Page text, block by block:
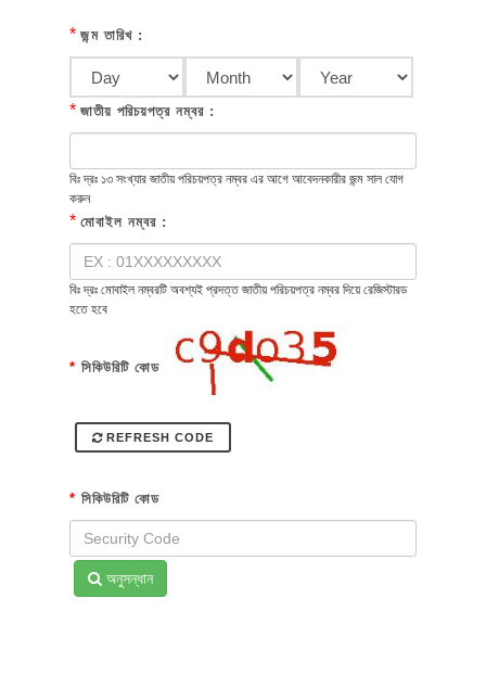
* জন্ম তারিখ :
* জাতীয় পরিচয়পত্র নম্বর :
বিঃ দ্রঃ ১৩ সংখ্যার জাতীয় পরিচয়পত্র নম্বর এর আগে আবেদনকারীর জন্ম সাল যোগ
করুন
* মোবাইল নম্বর :
বিঃ দ্রঃ মোবাইল নম্বরটি অবশ্যই প্রদত্ত জাতীয় পরিচয়পত্র নম্বর দিয়ে রেজিস্টারড
হতে হবে
* সিকিউরিটি কোড
REFRESH CODE
* সিকিউরিটি কোড
অনুসন্ধান